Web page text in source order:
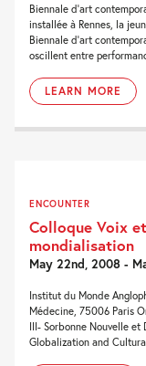
Biennale d’art
installée à Rennes, la
Biennale d’art
oscillent entre
LEARN MORE
ENCOUNTER
Colloque Voix
mondialisation
May 22nd, 2008 -
Institut du Monde
Médecine, 75006 Paris
III- Sorbonne Nouvelle
Globalization and